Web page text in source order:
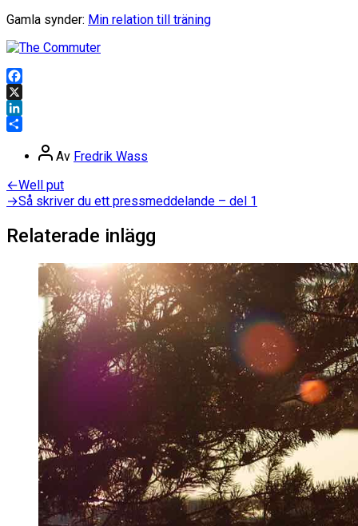
Gamla synder: Min relation till träning
Facebook
X
LinkedIn
Inläggsförfattare
Av Fredrik Wass
Inläggsnavigering
←Föregående
inlägg:
Well put
→Nästa
Så skriver du ett pressmeddelande – del 1
Relaterade inlägg